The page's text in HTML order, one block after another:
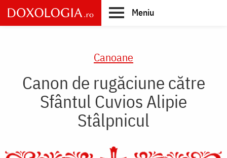
Skip
to
main
Meniu
Canoane
Canon de rugăciune către
Sfântul Cuvios Alipie
Stâlpnicul